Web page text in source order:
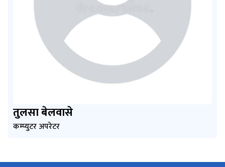
तुलसा बेलवासे
कम्प्युटर अपरेटर